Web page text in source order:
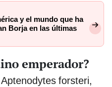
y el mundo que ha
Borja en las últimas
emperador?
forsteri,